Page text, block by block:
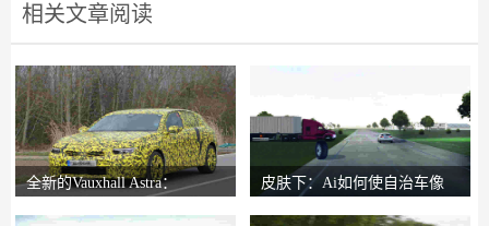
相关文章阅读
全新的Vauxhall Astra：
皮肤下：Ai如何使自治车像